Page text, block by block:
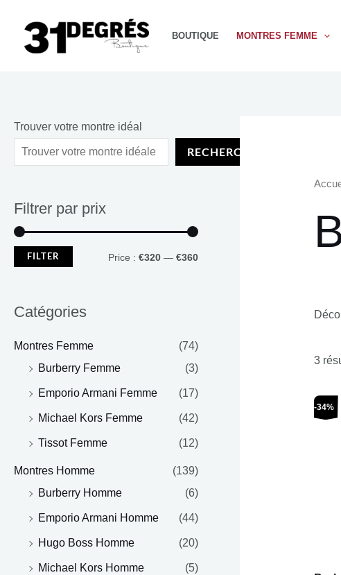
contenu
BOUTIQUE MONTRES FEMME
Trouver votre montre idéal
RECHERCHE
Filtrer par prix
r
n
r
x
FILTER Price : €320 — €360
Catégories
Montres Femme
(74)
Burberry Femme
(3)
Emporio Armani Femme (17)
Michael Kors Femme (42)
Tissot Femme (12)
Montres Homme
(139)
Burberry Homme
(6)
Emporio Armani Homme (44)
Hugo Boss Homme (20)
Michael Kors Homme (5)
3
-34%